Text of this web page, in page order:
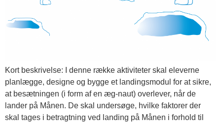
Kort beskrivelse: I denne række aktiviteter skal eleverne
planlægge, designe og bygge et landingsmodul for at sikre,
at besætningen (i form af en æg-naut) overlever, når de
lander på Månen. De skal undersøge, hvilke faktorer der
skal tages i betragtning ved landing på Månen i forhold til